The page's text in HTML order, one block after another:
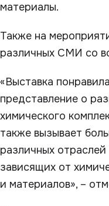
материалы.
Также на
различных СМИ со
«Выставка
представление о
химического
также вызывает
различных
зависящих от
и материалов», –